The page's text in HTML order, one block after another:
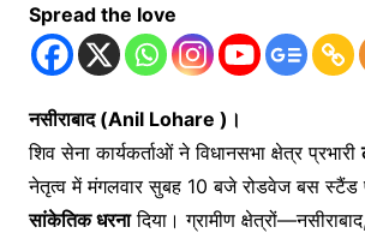
Spread the love
नसीराबाद (Anil Lohare )।
शिव सेना कार्यकर्ताओं ने विधानसभा क्षेत्र प्रभारी
नेतृत्व में मंगलवार सुबह 10 बजे रोडवेज बस
सांकेतिक धरनादिया। ग्रामीण